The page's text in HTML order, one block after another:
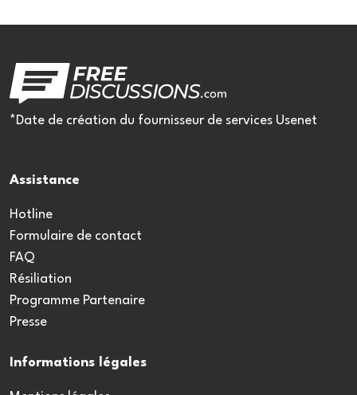
*Date de création du fournisseur de services Usenet
Assistance
Hotline
Formulaire de contact
FAQ
Résiliation
Programme Partenaire
Presse
Informations légales